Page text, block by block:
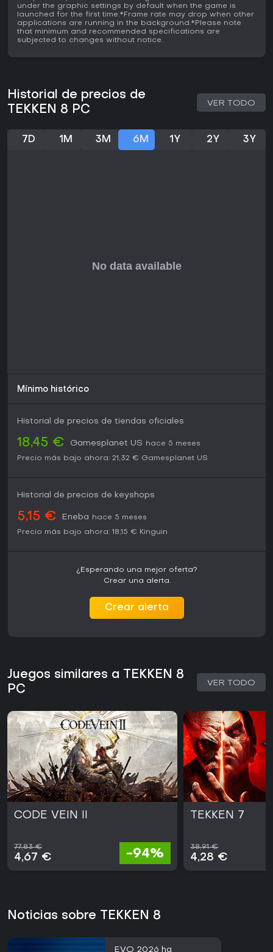
under the graphic settings by default when the game is
launched for the first time.*Frame rate may drop when other
applications are running in the background.*Please note
that minimum and recommended specifications are
subjected to changes without notice.
Historial de precios de
TEKKEN 8 PC
VER TODO
7D 1M 3M 6M 1Y 2Y 3Y
Mínimo histórico
Historial de precios de tiendas oficiales
18,45 € Gamesplanet US
hace 5 meses
Precio más bajo ahora: 21,32 € Gamesplanet US
Historial de precios de keyshops
5,15 € Eneba
hace 5 meses
Precio más bajo ahora: 18,15 € Kinguin
¿Esperando una mejor oferta?
Crear una alerta.
Crear alerta
Juegos similares a TEKKEN 8
PC
VER TODO
CODE VEIN II
77,83 €
4,67 € -94%
TEKKEN 7
38,91 €
4,28 €
Noticias sobre TEKKEN 8
EVO 2026 ha